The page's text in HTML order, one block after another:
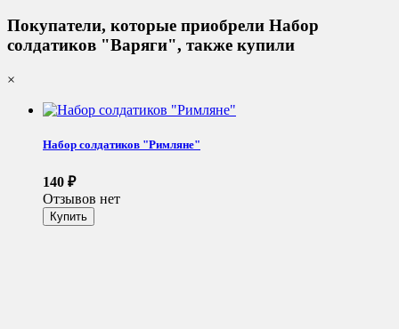
Покупатели, которые приобрели Набор
солдатиков "Варяги", также купили
×
Набор солдатиков "Римляне"
140 ₽
Отзывов нет